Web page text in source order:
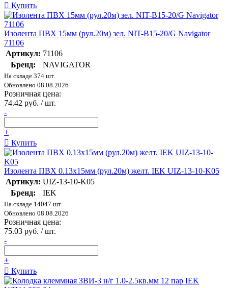
Купить
Изолента ПВХ 15мм (рул.20м) зел. NIT-B15-20/G Navigator
71106
Артикул: 71106
Бренд:
NAVIGATOR
На складе 374 шт.
Обновлено 08.08.2026
Розничная цена:
74.42 руб. / шт.
-
+
Купить
Изолента ПВХ 0.13х15мм (рул.20м) желт. IEK UIZ-13-10-K05
Артикул: UIZ-13-10-K05
Бренд:
IEK
На складе 14047 шт.
Обновлено 08.08.2026
Розничная цена:
75.03 руб. / шт.
-
+
Купить